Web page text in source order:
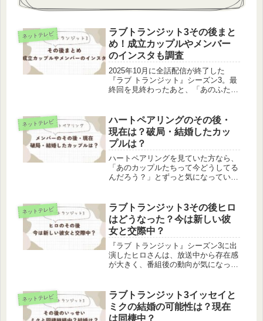
ネットテレビ
ラブトランジット3その後まと
め！成立カップルやメンバー
のインスタも調査
2025年10月に全話配信が終了した
『ラブ トランジット』シーズン3。最
終回を見終わったあと、「あのふたり
と思います。この記事では、成立カッ
プルの現在・各カップルの結末・メ...
ネットテレビ
ハートペアリングのその後・
現在は？破局・結婚したカッ
プルは？
ハートペアリングを見ていた方なら、
「あのカップルたちって今どうしてる
んだろう？」とずっと気になっていた
ーのインスタをチェックしてしまうほ
どハマっていました。結婚を前提にパ
ー...
ネットテレビ
ラブトランジット3その後ヒロ
はどうなった？今は新しい彼
女と交際中？
『ラブ トランジット』シーズン3に出
演したヒロさんは、放送中から存在感
が大きく、番組後の動向が気になって
断、新しい彼女の噂など、放送が終わ
ってからも「その後どうなったの？」
と...
ネットテレビ
ラブトランジット3イッセイと
ミクの結婚の可能性は？現在
は同棲中？